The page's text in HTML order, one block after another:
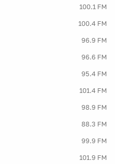
100.1 FM
100.4 FM
96.9 FM
96.6 FM
95.4 FM
101.4 FM
98.9 FM
88.3 FM
99.9 FM
101.9 FM